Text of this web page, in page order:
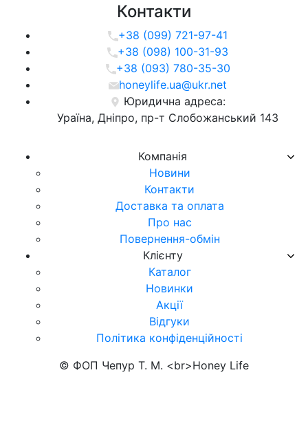
Компанія
Новини
Контакти
Доставка та оплата
Про нас
Повернення-обмін
Клієнту
Каталог
Новинки
Акції
Відгуки
Політика конфіденційності
Контакти
+38 (099) 721-97-41
+38 (098) 100-31-93
+38 (093) 780-35-30
honeylife.ua@ukr.net
Юридична адреса:
Ураїна, Дніпро, пр-т Слобожанський 143
© ФОП Чепур Т. М. <br>Honey Life